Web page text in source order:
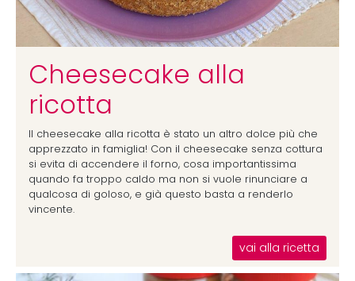
Cheesecake alla
ricotta
Il cheesecake alla ricotta è stato un altro dolce più che
apprezzato in famiglia! Con il cheesecake senza cottura
si evita di accendere il forno, cosa importantissima
quando fa troppo caldo ma non si vuole rinunciare a
qualcosa di goloso, e già questo basta a renderlo
vincente.
vai alla ricetta